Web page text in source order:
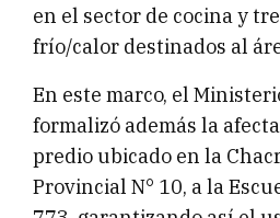
en el sector de cocina y
frío/calor destinados al
En este marco, el
formalizó además la
predio ubicado en la
Provincial N° 10, a la